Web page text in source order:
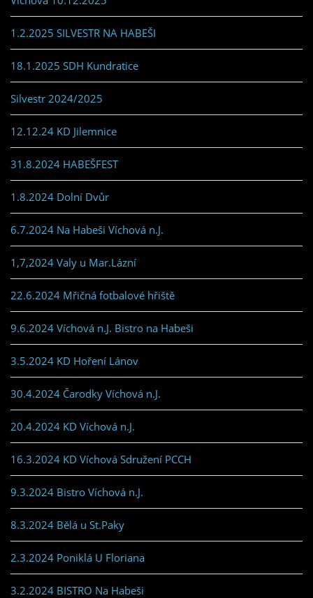
1.2.2025 SILVESTR NA HABEŠI
18.1.2025 SDH Kundratice
Silvestr 2024/2025
12.12.24 KD Jilemnice
31.8.2024 HABEŠFEST
1.8.2024 Dolní Dvůr
6.7.2024 Na Habeši Víchová n.J.
1,7,2024 Valy u Mar.Lázní
22.6.2024 Mřičná fotbalové hřiště
9.6.2024 Víchová n.J. Bistro na Habeši
3.5.2024 KD Hoření Lánov
30.4.2024 Čarodky Víchová n.J.
20.4.2024 KD Víchová n.J.
16.3.2024 KD Víchová Sdružení PCCH
9.3.2024 Bistro Víchová n.J.
8.3.2024 Bělá u St.Paky
2.3.2024 Poniklá U Floriana
3.2.2024 BISTRO Na Habeši